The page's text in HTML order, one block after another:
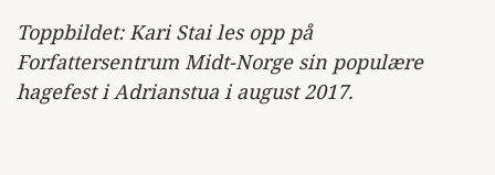
Toppbildet: Kari Stai les opp på
Forfattersentrum Midt-Norge sin populære
hagefest i Adrianstua i august 2017.